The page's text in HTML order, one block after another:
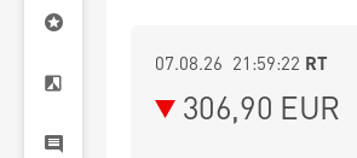
07.08.26 21:59:22 RT
306,90 EUR